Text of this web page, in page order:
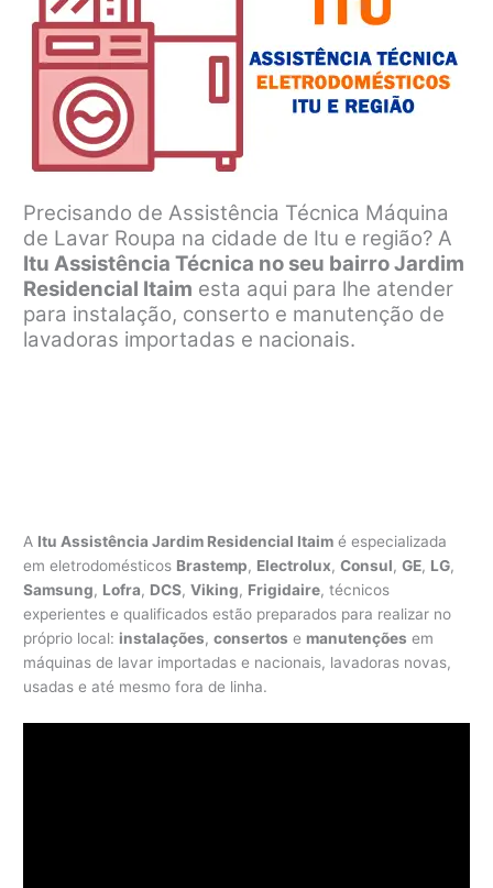
Precisando de Assistência Técnica Máquina
de Lavar Roupa na cidade de Itu e região? A
Itu Assistência Técnica no seu bairro Jardim
Residencial Itaim esta aqui para lhe atender
para instalação, conserto e manutenção de
lavadoras importadas e nacionais.
A Itu Assistência Jardim Residencial Itaim é especializada
em eletrodomésticos Brastemp, Electrolux,Consul,GE, LG,
Samsung, Lofra, DCS,Viking, Frigidaire, técnicos
experientes e qualificados estão preparados para realizar no
próprio local: instalações,consertos e manutenções em
máquinas de lavar importadas e nacionais, lavadoras novas,
usadas e até mesmo fora de linha.